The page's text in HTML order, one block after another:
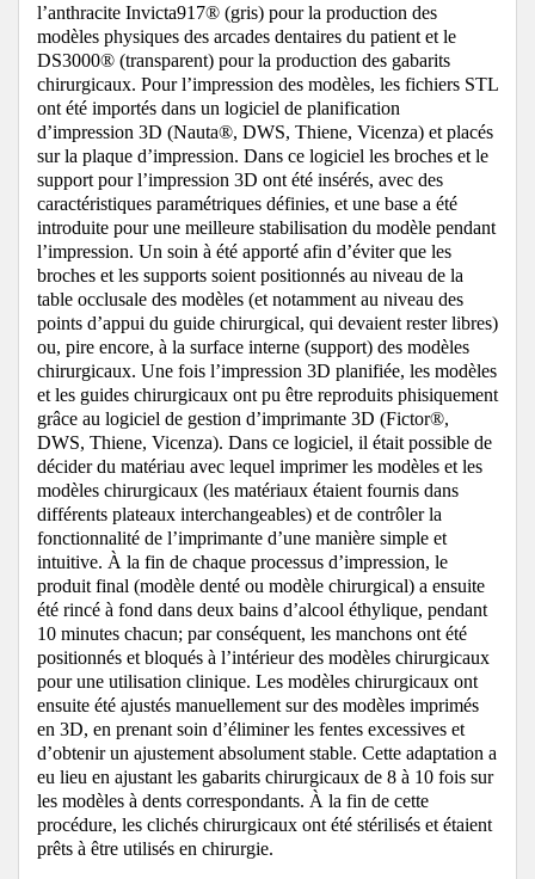
l’anthracite Invicta917® (gris) pour la production des
modèles physiques des arcades dentaires du patient et le
DS3000® (transparent) pour la production des gabarits
chirurgicaux. Pour l’impression des modèles, les fichiers STL
ont été importés dans un logiciel de planification
d’impression 3D (Nauta®, DWS, Thiene, Vicenza) et placés
sur la plaque d’impression. Dans ce logiciel les broches et le
support pour l’impression 3D ont été insérés, avec des
caractéristiques paramétriques définies, et une base a été
introduite pour une meilleure stabilisation du modèle pendant
l’impression. Un soin à été apporté afin d’éviter que les
broches et les supports soient positionnés au niveau de la
table occlusale des modèles (et notamment au niveau des
points d’appui du guide chirurgical, qui devaient rester libres)
ou, pire encore, à la surface interne (support) des modèles
chirurgicaux. Une fois l’impression 3D planifiée, les modèles
et les guides chirurgicaux ont pu être reproduits phisiquement
grâce au logiciel de gestion d’imprimante 3D (Fictor®,
DWS, Thiene, Vicenza). Dans ce logiciel, il était possible de
décider du matériau avec lequel imprimer les modèles et les
modèles chirurgicaux (les matériaux étaient fournis dans
différents plateaux interchangeables) et de contrôler la
fonctionnalité de l’imprimante d’une manière simple et
intuitive. À la fin de chaque processus d’impression, le
produit final (modèle denté ou modèle chirurgical) a ensuite
été rincé à fond dans deux bains d’alcool éthylique, pendant
10 minutes chacun; par conséquent, les manchons ont été
positionnés et bloqués à l’intérieur des modèles chirurgicaux
pour une utilisation clinique. Les modèles chirurgicaux ont
ensuite été ajustés manuellement sur des modèles imprimés
en 3D, en prenant soin d’éliminer les fentes excessives et
d’obtenir un ajustement absolument stable. Cette adaptation a
eu lieu en ajustant les gabarits chirurgicaux de 8 à 10 fois sur
les modèles à dents correspondants. À la fin de cette
procédure, les clichés chirurgicaux ont été stérilisés et étaient
prêts à être utilisés en chirurgie.